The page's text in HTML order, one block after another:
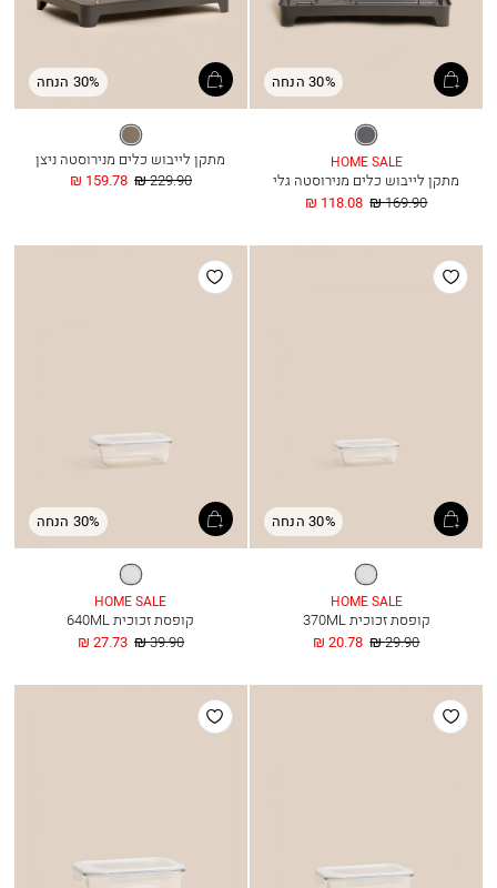
30% הנחה
אפור
כהה
HOME SALE
מתקן לייבוש כלים מנירוסטה גלי
החל
118.08 ₪ מחיר
169.90 ₪
30% הנחה
אפור
כהה
מתקן לייבוש כלים מנירוסטה ניצן
החל
159.78 ₪ מחיר
229.90 ₪
הוסף
למועדפים
30% הנחה
שקוף
HOME SALE
קופסת זכוכית 370ML
החל
20.78 ₪ מחיר
29.90 ₪
הוסף
למועדפים
30% הנחה
שקוף
HOME SALE
קופסת זכוכית 640ML
החל
27.73 ₪ מחיר
39.90 ₪
הוסף
למועדפים
הוסף
למועדפים